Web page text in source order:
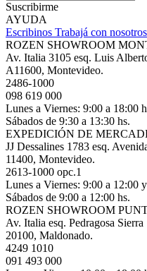
Suscribirme
AYUDA
Escribinos Trabajá con nosotros
ROZEN SHOWROOM
Av. Italia 3105 esq. Luis
A11600, Montevideo.
2486-1000
098 619 000
Lunes a Viernes: 9:00 a 18:00
Sábados de 9:30 a 13:30 hs.
EXPEDICIÓN DE
JJ Dessalines 1783 esq.
11400, Montevideo.
2613-1000 opc.1
Lunes a Viernes: 9:00 a 12:00
Sábados de 9:00 a 12:00 hs.
ROZEN SHOWROOM
Av. Italia esq. Pedragosa Sierra
20100, Maldonado.
4249 1010
091 493 000